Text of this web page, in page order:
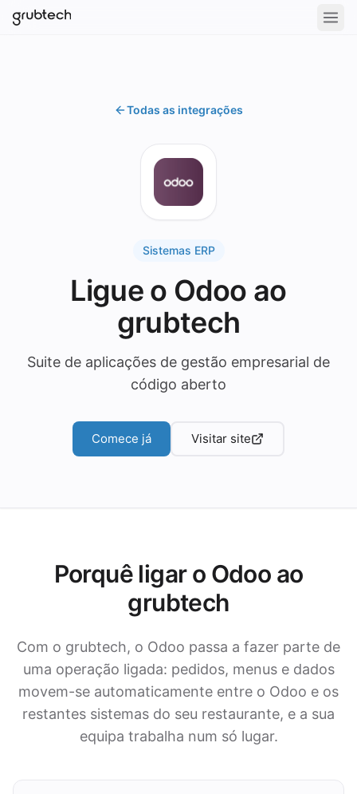
Todas as integrações
Sistemas ERP
Ligue o Odoo ao
grubtech
Suite de aplicações de gestão empresarial de
código aberto
Comece já Visitar site
Porquê ligar o Odoo ao
grubtech
Com o grubtech, o Odoo passa a fazer parte de
uma operação ligada: pedidos, menus e dados
movem-se automaticamente entre o Odoo e os
restantes sistemas do seu restaurante, e a sua
equipa trabalha num só lugar.